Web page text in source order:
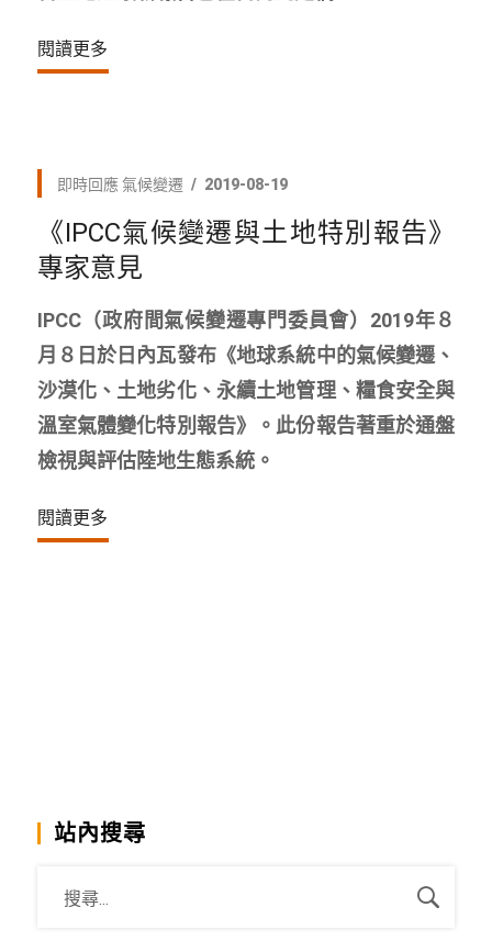
閱讀更多
即時回應 氣候變遷 2019-08-19
《IPCC氣候變遷與土地特別報告》
專家意見
IPCC（政府間氣候變遷專門委員會）2019年８
月８日於日內瓦發布《地球系統中的氣候變遷、
沙漠化、土地劣化、永續土地管理、糧食安全與
溫室氣體變化特別報告》。此份報告著重於通盤
檢視與評估陸地生態系統。
閱讀更多
站內搜尋